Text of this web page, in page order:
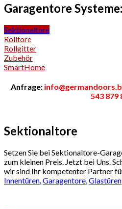
Garagentore Systeme:
Sektionaltore
Rolltore
Rollgitter
Zubehör
SmartHome
Anfrage:
543 879
Sektionaltore
Setzen Sie bei Sektionaltore-
zum kleinen Preis. Jetzt bei Uns.
wir sind Ihr kompetenter Partner
Innentüren,Garagentore,Glastüren